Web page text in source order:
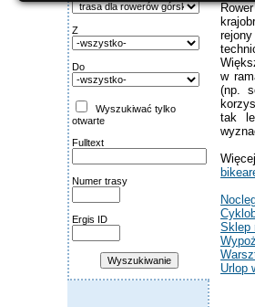
Z
Do
Wyszukiwać tylko
otwarte
Fulltext
Numer trasy
Ergis ID
w
(np.
tak
Sklep
Urlop